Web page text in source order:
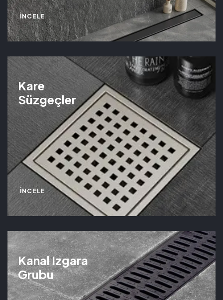
İNCELE
Kare
Süzgeçler
İNCELE
Kanal Izgara
Grubu